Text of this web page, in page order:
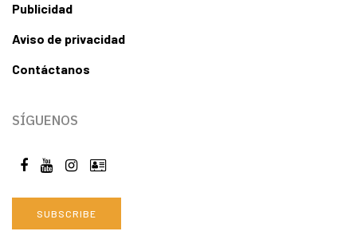
Publicidad
Aviso de privacidad
Contáctanos
SÍGUENOS
SUBSCRIBE